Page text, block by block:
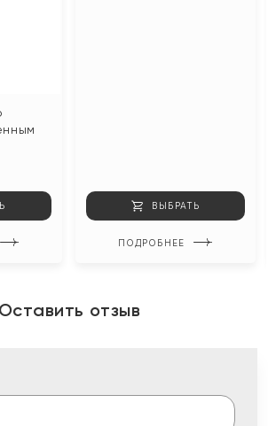
ВЫБРАТЬ
ПОДРОБНЕЕ
Оставить отзыв